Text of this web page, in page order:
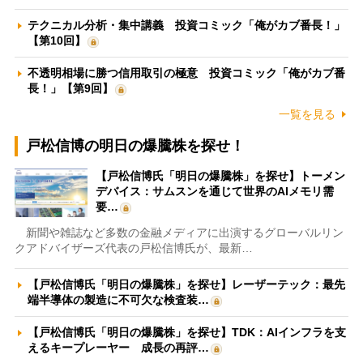
テクニカル分析・集中講義 投資コミック「俺がカブ番長！」
【第10回】
不透明相場に勝つ信用取引の極意 投資コミック「俺がカブ番
長！」【第9回】
一覧を見る
戸松信博の明日の爆騰株を探せ！
【戸松信博氏「明日の爆騰株」を探せ】トーメン
デバイス：サムスンを通じて世界のAIメモリ需
要…
新聞や雑誌など多数の金融メディアに出演するグローバルリン
クアドバイザーズ代表の戸松信博氏が、最新…
【戸松信博氏「明日の爆騰株」を探せ】レーザーテック：最先
端半導体の製造に不可欠な検査装…
【戸松信博氏「明日の爆騰株」を探せ】TDK：AIインフラを支
えるキープレーヤー 成長の再評…